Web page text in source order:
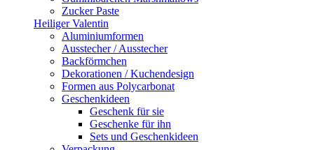
Zucker Paste
Heiliger Valentin
Aluminiumformen
Ausstecher / Ausstecher
Backförmchen
Dekorationen / Kuchendesign
Formen aus Polycarbonat
Geschenkideen
Geschenk für sie
Geschenke für ihn
Sets und Geschenkideen